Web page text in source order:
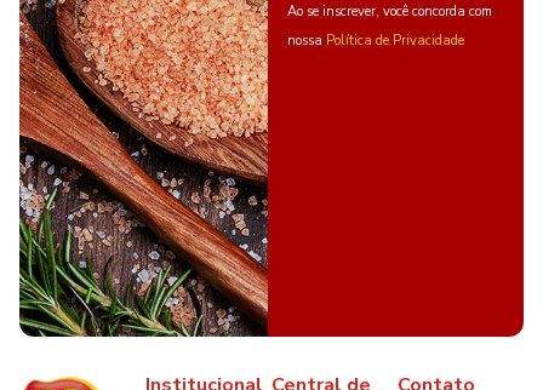
Ao se inscrever, você concorda com
nossa Política de Privacidade